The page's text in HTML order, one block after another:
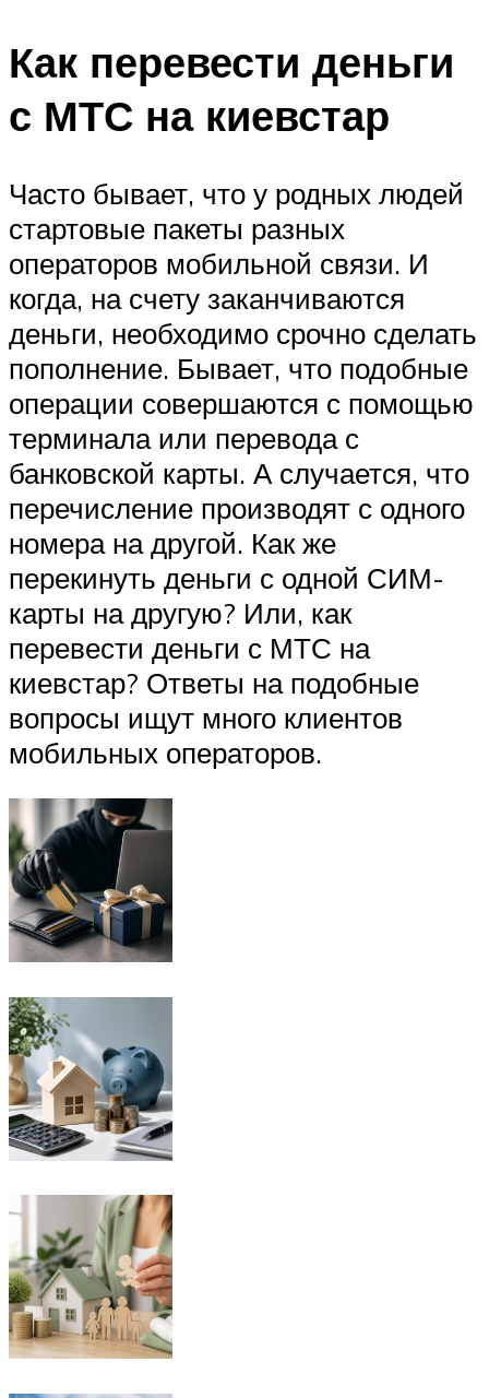
Как перевести деньги
с МТС на киевстар
Часто бывает, что у родных людей
стартовые пакеты разных
операторов мобильной связи. И
когда, на счету заканчиваются
деньги, необходимо срочно сделать
пополнение. Бывает, что подобные
операции совершаются с помощью
терминала или перевода с
банковской карты. А случается, что
перечисление производят с одного
номера на другой. Как же
перекинуть деньги с одной СИМ-
карты на другую? Или, как
перевести деньги с МТС на
киевстар? Ответы на подобные
вопросы ищут много клиентов
мобильных операторов.